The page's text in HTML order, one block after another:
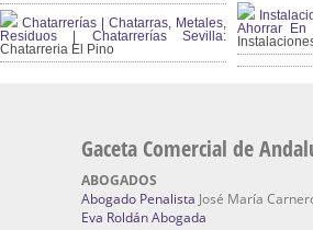
Chatarrerías | Chatarras, Metales,
Residuos | Chatarrerías Sevilla:
Chatarreria El Pino
Ahorrar
Gaceta Comercial de
ABOGADOS
Abogado Penalista José María
Eva Roldán Abogada